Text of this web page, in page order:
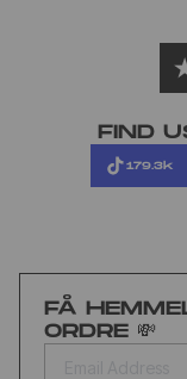
FIND
179.3k
FÅ
ORDRE 💸